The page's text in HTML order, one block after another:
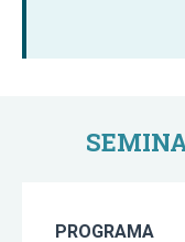
PROGRAMA